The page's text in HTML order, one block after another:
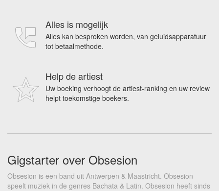
Alles is mogelijk
Alles kan besproken worden, van geluidsapparatuur
tot betaalmethode.
Help de artiest
Uw boeking verhoogt de artiest-ranking en uw review
helpt toekomstige boekers.
Gigstarter over Obsesion
Obsesion is een band uit Antwerpen & Maastricht. Obsesion
speelt muziek in de genres Bachata & Latin. Obsesion heeft sinds